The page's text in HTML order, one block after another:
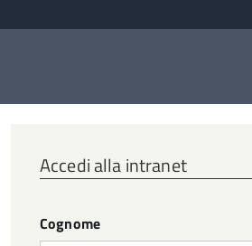
Accedi alla intranet
Cognome